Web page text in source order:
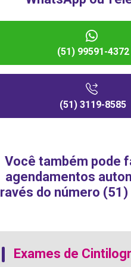
(51) 99591-4372
(51) 3119-8585
Você também pode
agendamentos
do número
Exames de